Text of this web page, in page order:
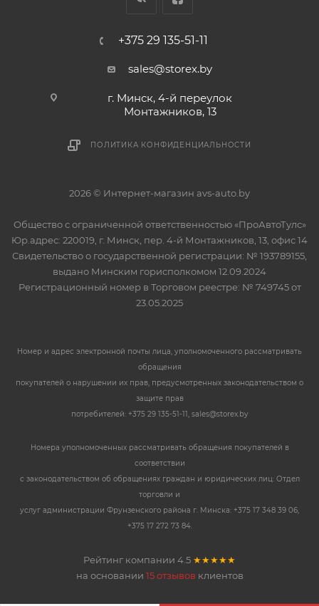
+375 29 135-51-11
sales@storex.by
г. Минск, 4-й переулок
Монтажников, 13
ПОЛИТИКА КОНФИДЕНЦИАЛЬНОСТИ
2026 © Интернет-магазин avs-auto.by
Общество с ограниченной ответственностью «ПроАвтоТулс»
Юр.адрес: 220019, г. Минск, пер. 4-й Монтажников, 13, офис 14
Свидетельство о государственной регистрации: № 193789155,
выдано Минским горисполкомом 12.09.2024
Регистрационный номер в Торговом реестре: № 749745 от
23.05.2025
Номер и адрес электронной почты лица, уполномоченного рассматривать
обращения
покупателей о нарушении их прав, предусмотренных законодательством о
защите прав
потребителей: +375 29 135-51-11, sales@storex.by
Номера уполномоченных рассматривать обращения покупателей в
соответствии
с законодательством об обращениях граждан и юридических лиц: Отдел
торговли и
услуг администрации Фрунзенского района г. Минска: +375 17 348 39 06,
+375 17 272 73 84.
Рейтинг компании 4.5 ★★★★★
на основании 15 отзывов клиентов